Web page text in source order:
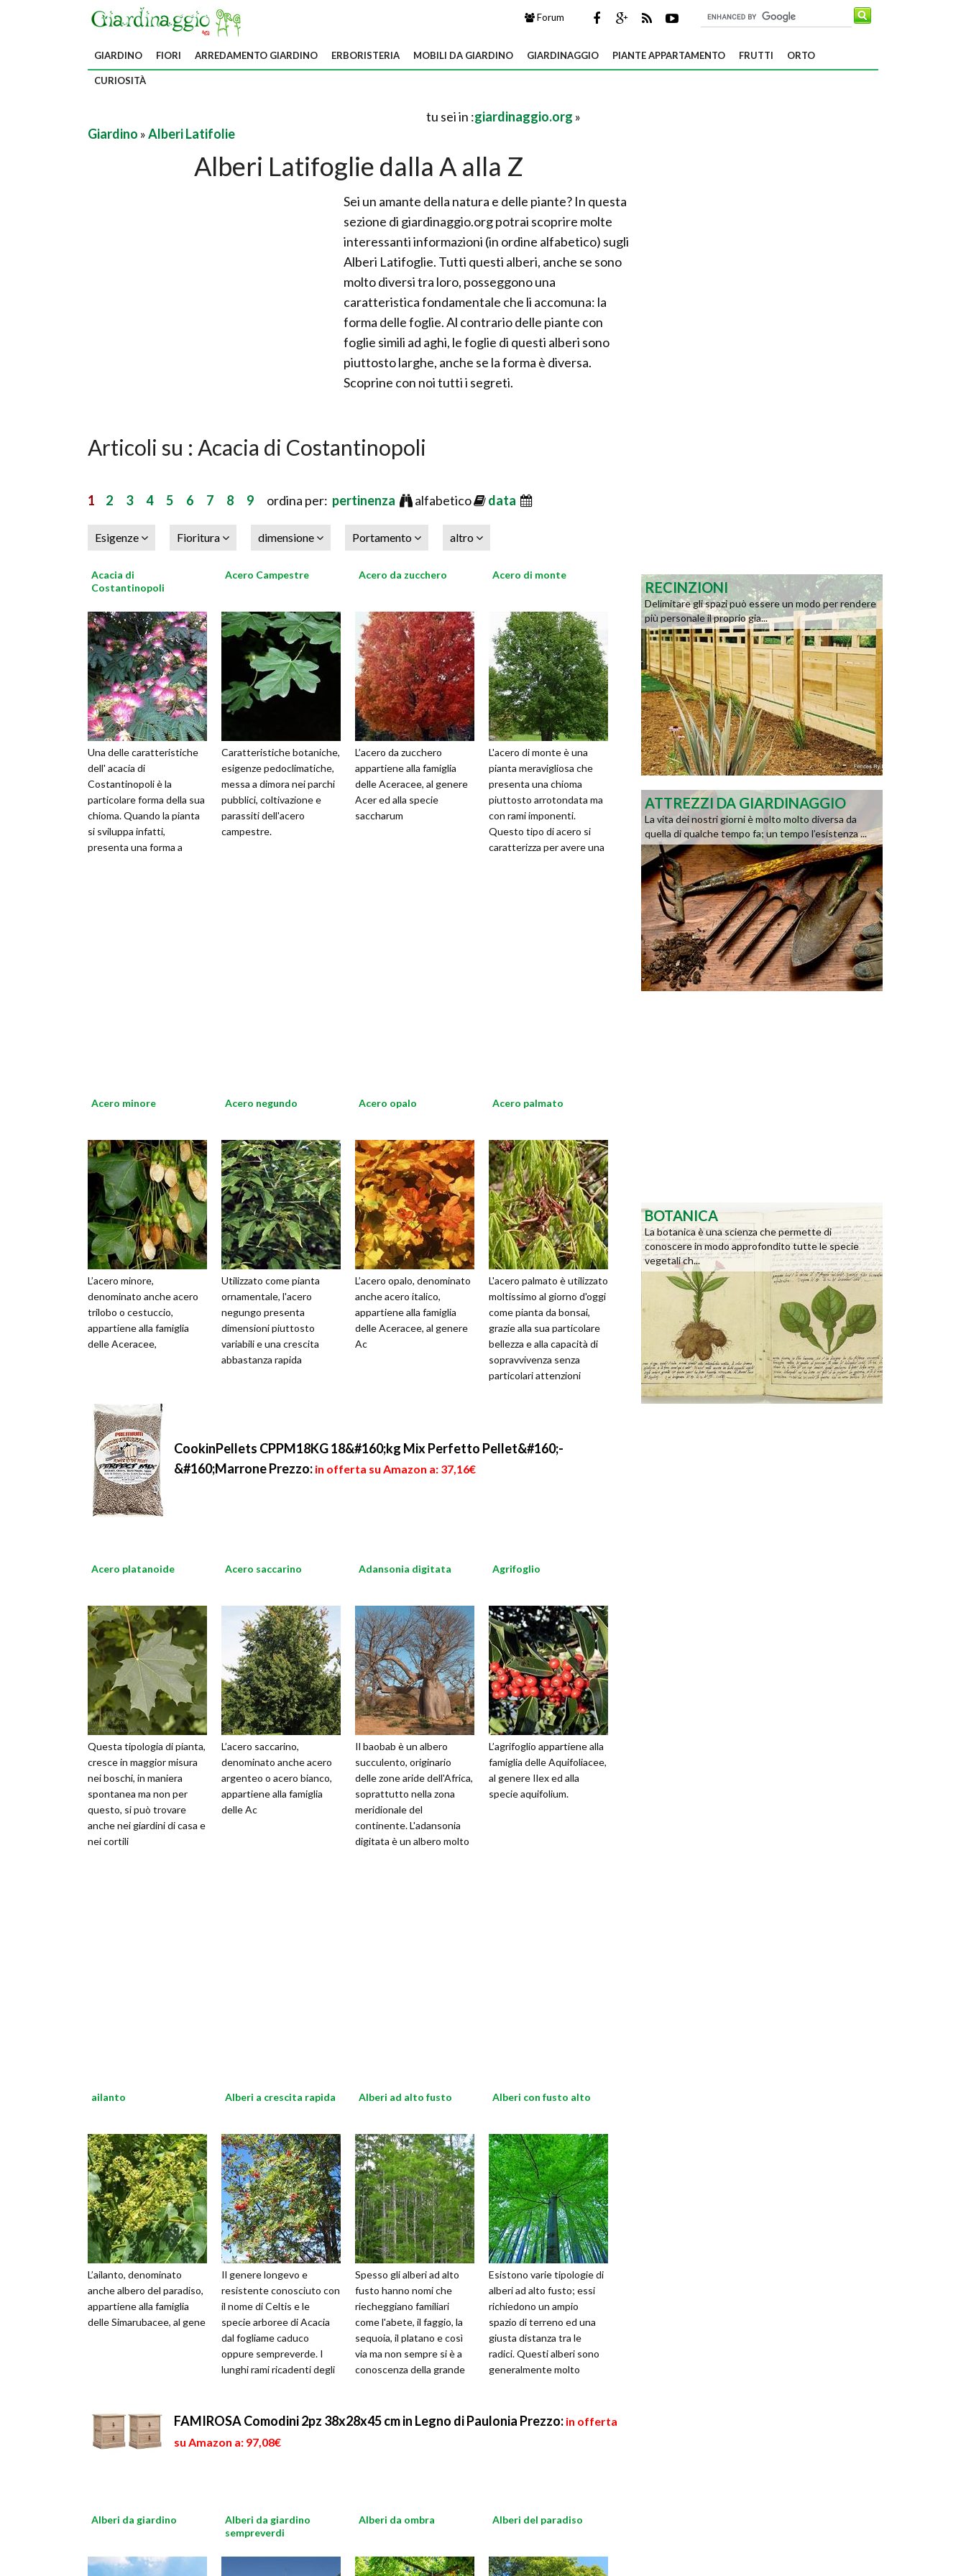
Forum
GIARDINO FIORI ARREDAMENTO GIARDINO ERBORISTERIA MOBILI DA GIARDINO GIARDINAGGIO PIANTE APPARTAMENTO FRUTTI ORTO
CURIOSITÀ
tu sei in :giardinaggio.org »
Giardino »Alberi Latifolie
Alberi Latifoglie dalla A alla Z
Sei un amante della natura e delle piante? In questa
sezione di giardinaggio.org potrai scoprire molte
interessanti informazioni (in ordine alfabetico) sugli
Alberi Latifoglie. Tutti questi alberi, anche se sono
molto diversi tra loro, posseggono una
caratteristica fondamentale che li accomuna: la
forma delle foglie. Al contrario delle piante con
foglie simili ad aghi, le foglie di questi alberi sono
piuttosto larghe, anche se la forma è diversa.
Scoprine con noi tutti i segreti.
Articoli su : Acacia di Costantinopoli
1 2 3 4 5 6 7 8 9 ordina per: pertinenza alfabetico data
Esigenze Fioritura dimensione Portamento altro
Acacia di
Costantinopoli
Una delle caratteristiche
dell' acacia di
Costantinopoli è la
particolare forma della sua
chioma. Quando la pianta
si sviluppa infatti,
presenta una forma a
Acero Campestre
Caratteristiche botaniche,
esigenze pedoclimatiche,
messa a dimora nei parchi
pubblici, coltivazione e
parassiti dell'acero
campestre.
Acero da zucchero
L’acero da zucchero
appartiene alla famiglia
delle Aceracee, al genere
Acer ed alla specie
saccharum
Acero di monte
L'acero di monte è una
pianta meravigliosa che
presenta una chioma
piuttosto arrotondata ma
con rami imponenti.
Questo tipo di acero si
caratterizza per avere una
Acero minore
L’acero minore,
denominato anche acero
trilobo o cestuccio,
appartiene alla famiglia
delle Aceracee,
Acero negundo
Utilizzato come pianta
ornamentale, l'acero
negungo presenta
dimensioni piuttosto
variabili e una crescita
abbastanza rapida
Acero opalo
L’acero opalo, denominato
anche acero italico,
appartiene alla famiglia
delle Aceracee, al genere
Ac
Acero palmato
L'acero palmato è utilizzato
moltissimo al giorno d'oggi
come pianta da bonsai,
grazie alla sua particolare
bellezza e alla capacità di
sopravvivenza senza
particolari attenzioni
CookinPellets CPPM18KG 18&#160;kg Mix Perfetto Pellet&#160;-
&#160;MarronePrezzo: in offerta su Amazon a: 37,16€
Acero platanoide
Questa tipologia di pianta,
cresce in maggior misura
nei boschi, in maniera
spontanea ma non per
questo, si può trovare
anche nei giardini di casa e
nei cortili
Acero saccarino
L’acero saccarino,
denominato anche acero
argenteo o acero bianco,
appartiene alla famiglia
delle Ac
Adansonia digitata
Il baobab è un albero
succulento, originario
delle zone aride dell'Africa,
soprattutto nella zona
meridionale del
continente. L'adansonia
digitata è un albero molto
Agrifoglio
L’agrifoglio appartiene alla
famiglia delle Aquifoliacee,
al genere Ilex ed alla
specie aquifolium.
ailanto
L’ailanto, denominato
anche albero del paradiso,
appartiene alla famiglia
delle Simarubacee, al gene
Alberi a crescita rapida
Il genere longevo e
resistente conosciuto con
il nome di Celtis e le
specie arboree di Acacia
dal fogliame caduco
oppure sempreverde. I
lunghi rami ricadenti degli
Alberi ad alto fusto
Spesso gli alberi ad alto
fusto hanno nomi che
riecheggiano familiari
come l'abete, il faggio, la
sequoia, il platano e così
via ma non sempre si è a
conoscenza della grande
Alberi con fusto alto
Esistono varie tipologie di
alberi ad alto fusto; essi
richiedono un ampio
spazio di terreno ed una
giusta distanza tra le
radici. Questi alberi sono
generalmente molto
FAMIROSA Comodini 2pz 38x28x45 cm in Legno di Paulonia Prezzo: in offerta
su Amazon a: 97,08€
Alberi da giardino
Alberi da giardino
sempreverdi
Alberi da ombra Alberi del paradiso
RECINZIONI
Delimitare gli spazi può essere un modo per rendere
più personale il proprio gia...
ATTREZZI DA GIARDINAGGIO
La vita dei nostri giorni è molto molto diversa da
quella di qualche tempo fa; un tempo l’esistenza ...
BOTANICA
La botanica è una scienza che permette di
conoscere in modo approfondito tutte le specie
vegetali ch...